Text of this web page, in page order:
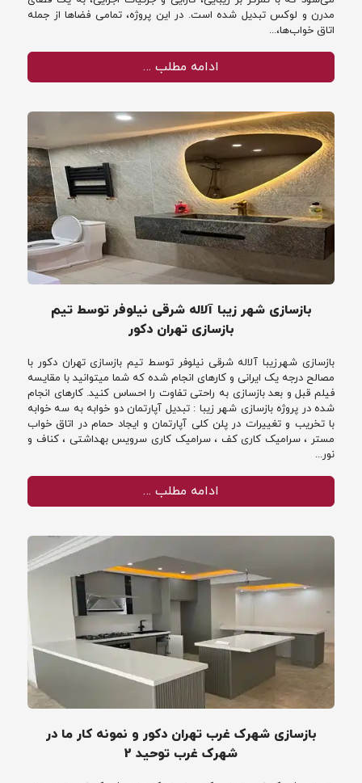
مدرن و لوکس تبدیل شده است. در این پروژه، تمامی فضاها از جمله
اتاق خواب‌ها،...
ادامه مطلب …
بازسازی شهر زیبا آلاله شرقی نیلوفر توسط تیم
بازسازی تهران دکور
بازسازی شهرزیبا آلاله شرقی نیلوفر توسط تیم بازسازی تهران دکور با
مصالح درجه یک ایرانی و کارهای انجام شده که شما میتوانید با مقایسه
فیلم قبل و بعد بازسازی به راحتی تفاوت را احساس کنید. کارهای انجام
شده در پروژه بازسازی شهر زیبا : تبدیل آپارتمان دو خوابه به سه خوابه
با تخریب و تغییرات در پلن کلی آپارتمان و ایجاد حمام در اتاق خواب
مستر ، سرامیک کاری کف ، سرامیک کاری سرویس بهداشتی ، کناف و
نور...
ادامه مطلب …
بازسازی شهرک غرب تهران دکور و نمونه کار ما در
شهرک غرب توحید 2